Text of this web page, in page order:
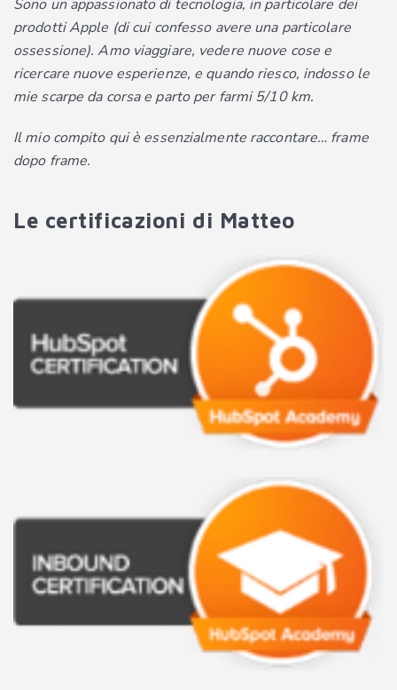
Sono un appassionato di tecnologia, in particolare dei
prodotti Apple (di cui confesso avere una particolare
ossessione). Amo viaggiare, vedere nuove cose e
ricercare nuove esperienze, e quando riesco, indosso le
mie scarpe da corsa e parto per farmi 5/10 km.
Il mio compito qui è essenzialmente raccontare… frame
dopo frame.
Le certificazioni di Matteo